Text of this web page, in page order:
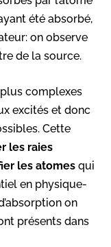
été absorbé,
on observe
de la source.
complexes
excités et donc
Cette
les raies
les atomes qui
en physique-
on
présents dans